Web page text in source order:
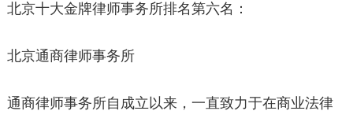
北京十大金牌律师事务所排名第六名：
北京通商律师事务所
通商律师事务所自成立以来，一直致力于在商业法律